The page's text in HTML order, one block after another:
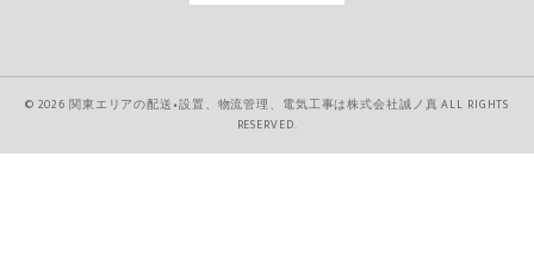
© 2026 関東エリアの配送•設置、物流管理、電気工事は株式会社誠ノ真 ALL RIGHTS
RESERVED.